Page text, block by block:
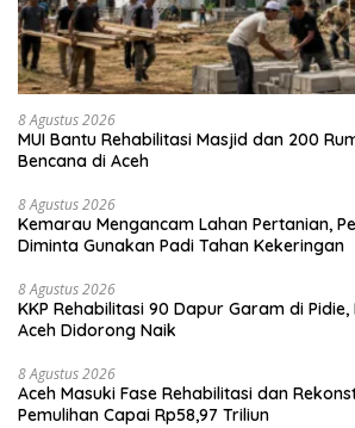
8 Agustus 2026
MUI Bantu Rehabilitasi Masjid dan 200
Bencana di Aceh
8 Agustus 2026
Kemarau Mengancam Lahan Pertanian,
Diminta Gunakan Padi Tahan Kekeringan
8 Agustus 2026
KKP Rehabilitasi 90 Dapur Garam di
Aceh Didorong Naik
8 Agustus 2026
Aceh Masuki Fase Rehabilitasi dan
Pemulihan Capai Rp58,97 Triliun